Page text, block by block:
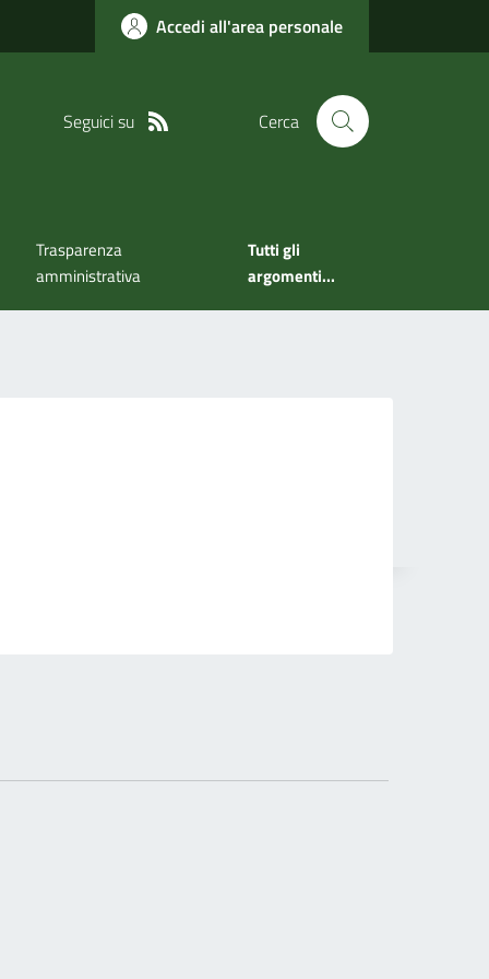
Accedi all'area personale
Seguici su Cerca
Trasparenza
amministrativa
Tutti gli
argomenti...